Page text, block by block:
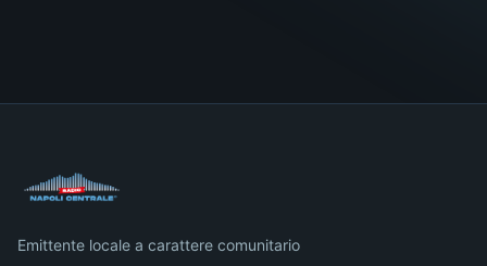
Emittente locale a carattere comunitario